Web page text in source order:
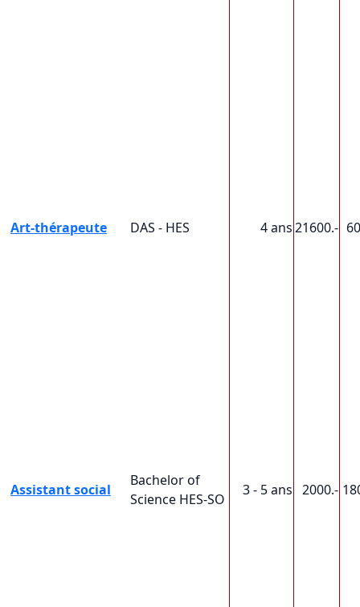
Art-thérapeute DAS - HES 4 ans21600.- 60
Assistant social
Bachelor of
Science HES-SO
3 - 5 ans 2000.-